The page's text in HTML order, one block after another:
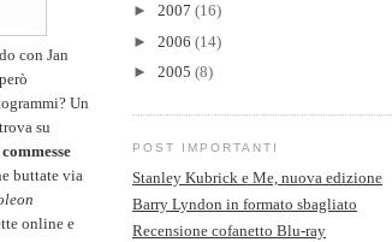
con Jan
Un
su
buttate via
online e
► 2007 (16)
► 2006 (14)
► 2005 (8)
POST IMPORTANTI
Stanley Kubrick e Me, nuova edizione
Barry Lyndon in formato sbagliato
Recensione cofanetto Blu-ray